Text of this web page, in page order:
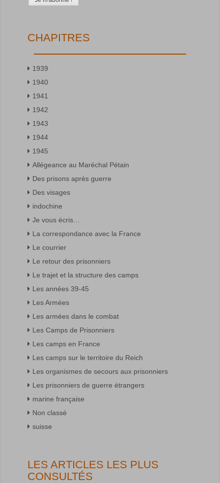
CHAPITRES
1939
1940
1941
1942
1943
1944
1945
Allégeance au Maréchal Pétain
Des prisons après guerre
Des visages
indochine
Je vous écris…
La correspondance avec la France
Le courrier
Le retour des prisonniers
Le trajet et la structure des camps
Les années 39-45
Les Armées
Les armées dans le combat
Les Camps de Prisonniers
Les camps en France
Les camps sur le territoire du Reich
Les organismes de secours aux prisonniers
Les prisonniers de guerre étrangers
marine française
Non classé
suisse
LES ARTICLES LES PLUS
CONSULTÉS